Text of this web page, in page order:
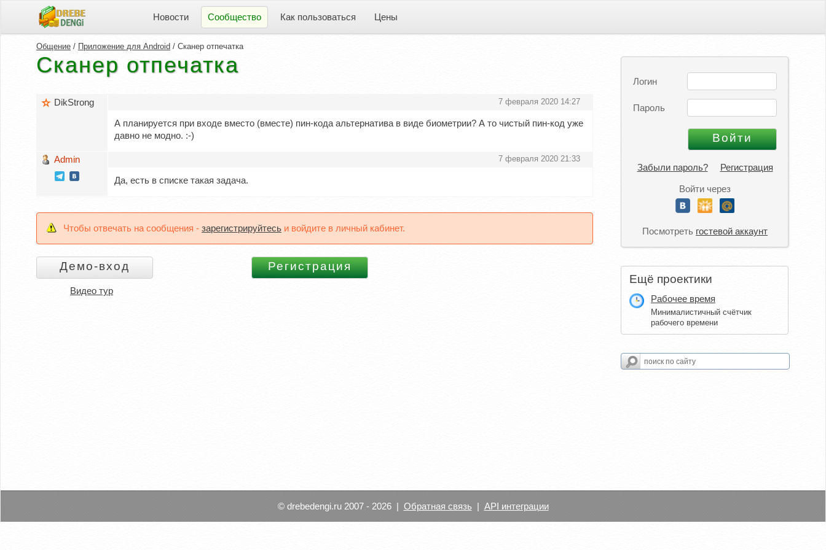
Новости Сообщество Как пользоваться Цены
Логин
Пароль
Забыли пароль? Регистрация
Войти через
Посмотреть гостевой аккаунт
Ещё проектики
Рабочее время
Минималистичный счётчик
рабочего времени
Общение / Приложение для Android / Сканер отпечатка
Сканер отпечатка
DikStrong 7 февраля 2020 14:27
А планируется при входе вместо (вместе) пин-кода альтернатива в виде биометрии? А то чистый пин-код уже
давно не модно. :-)
Admin 7 февраля 2020 21:33
Да, есть в списке такая задача.
Чтобы отвечать на сообщения - зарегистрируйтесь и войдите в личный кабинет.
Видео тур
© drebedengi.ru 2007 - 2026 | Обратная связь | API интеграции